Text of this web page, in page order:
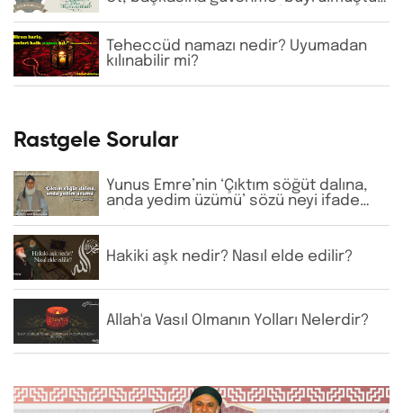
etmektedir. Bu anlayış doğru mudur?
Teheccüd namazı nedir? Uyumadan
kılınabilir mi?
Rastgele Sorular
Yunus Emre’nin ‘Çıktım söğüt dalına,
anda yedim üzümü’ sözü neyi ifade
Hakiki aşk nedir? Nasıl elde edilir?
Allah'a Vasıl Olmanın Yolları Nelerdir?